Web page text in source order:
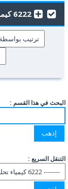
6222 كيمياء تحليلية
البحث في هذا القسم :
التنقل السريع :